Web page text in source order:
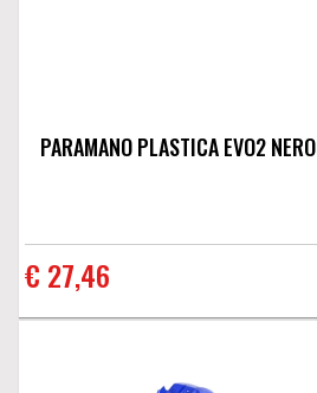
PARAMANO PLASTICA EVO2 NERO
€ 27,46